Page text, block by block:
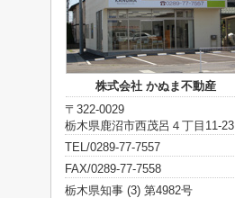
株式会社 かぬま不動産
〒322-0029
栃木県鹿沼市西茂呂４丁目11-23
TEL/0289-77-7557
FAX/0289-77-7558
栃木県知事 (3) 第4982号